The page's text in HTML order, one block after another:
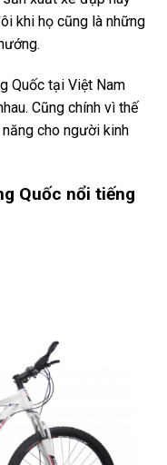
khi họ cũng là những
Quốc tại Việt Nam
Cũng chính vì thế
cho người kinh
Quốc nổi tiếng